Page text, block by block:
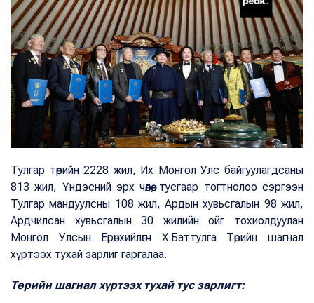
Тулгар төрийн 2228 жил, Их Монгол Улс байгуулагдсаны
813 жил, Үндэсний эрх чөлөө, тусгаар тогтнолоо сэргээн
Тулгар мандуулсны 108 жил, Ардын хувьсгалын 98 жил,
Ардчилсан хувьсгалын 30 жилийн ойг тохиолдуулан
Монгол Улсын Ерөнхийлөгч Х.Баттулга Төрийн шагнал
хүртээх тухай зарлиг гаргалаа.
Төрийн шагнал хүртээх тухай тус зарлигт: